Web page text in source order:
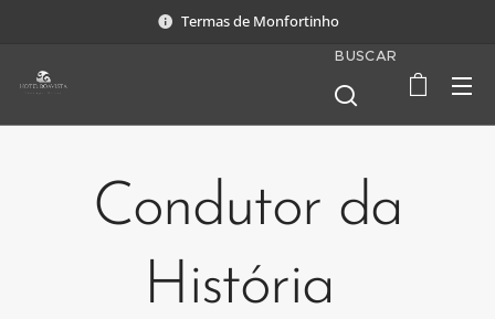
Termas de Monfortinho
BUSCAR
Condutor da
História